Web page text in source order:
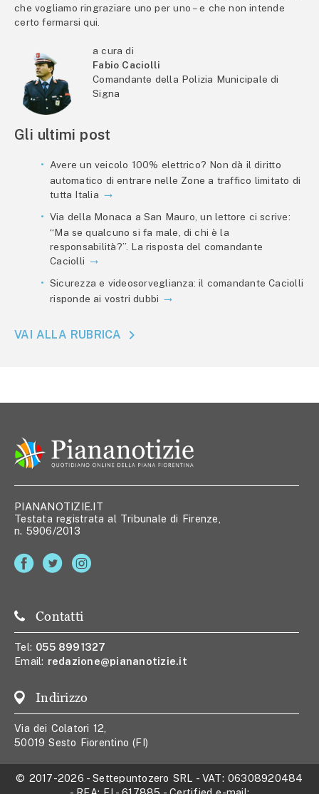
che vogliamo ringraziare uno per uno – e che non intende
certo fermarsi qui.
a cura di
Fabio Caciolli
Comandante della Polizia Municipale di
Signa
Gli ultimi post
Avere un veicolo 100% elettrico? Non dà il diritto
automatico di entrare nelle Zone a traffico limitato di
tutta Italia
Via della Monaca a San Mauro, un lettore ci scrive:
“Ma se qualcuno si fa male, di chi è la
responsabilità?”. La risposta del comandante
Caciolli
Sicurezza e videosorveglianza: il comandante Caciolli
risponde ai vostri dubbi
VAI ALLA RUBRICA
PIANANOTIZIE.IT
Testata registrata al Tribunale di Firenze,
n. 5906/2013
Contatti
Tel: 055 8991327
Email: redazione@piananotizie.it
Indirizzo
Via dei Colatori 12,
50019 Sesto Fiorentino (FI)
© 2017-2026 -Settepuntozero SRL - VAT: 06308920484